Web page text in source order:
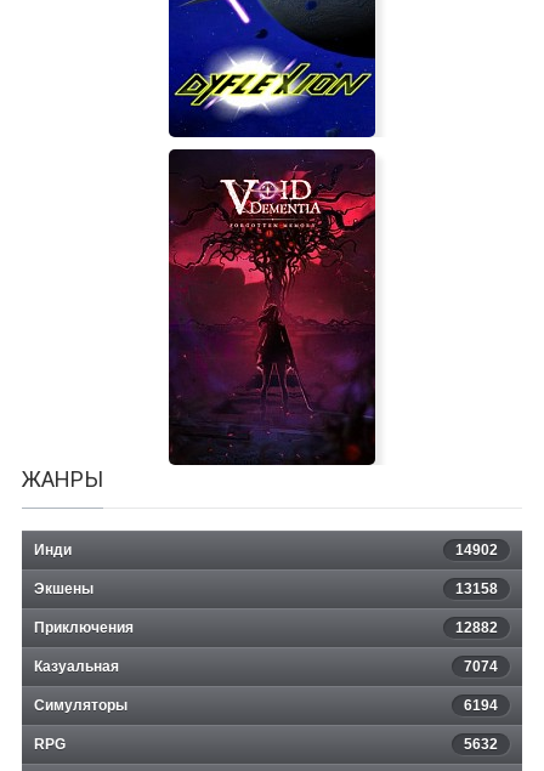
Sid Meier's Civilization 5
Dyflexion
ЖАНРЫ
Инди 14902
Экшены 13158
Приключения 12882
Казуальная 7074
Симуляторы 6194
RPG 5632